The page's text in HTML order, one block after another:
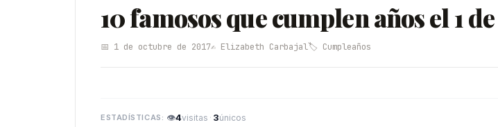
10 famosos que cumplen años el 1
📅 1 de octubre de 2017✍️ Elizabeth Carbajal🏷️ Cumpleaños
👁4visitas · 3únicos